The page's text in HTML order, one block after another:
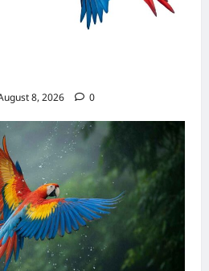
8, 2026 0